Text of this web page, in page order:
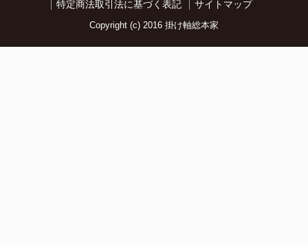
特定商法取引法に基づく表記
サイトマップ
Copyright (c) 2016 掛け軸総本家